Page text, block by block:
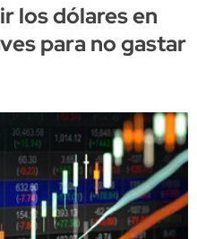
los dólares en
para no gastar